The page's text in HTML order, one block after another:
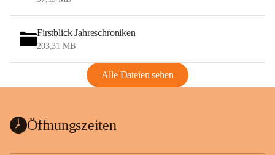
Firstblick Jahreschroniken
203,31 MB
Alle Dateien sehen
Öffnungszeiten